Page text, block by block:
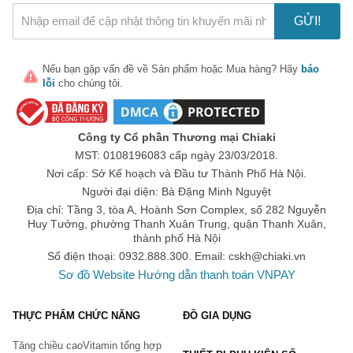
Noir In The Velvet Tint | Son Kem Merzy Noir In The Mellow
Tint, M2 | Son Kem Lì Merzy The First Velvet Tint Season 3,
V16
5. Son tint Black Rouge
Đặc tính:Chất son mềm mượt, không vón cục, không làm lộ
vân môi, lâu trôi.
Sản phẩm nổi bật:Son Kem Lì Black Rouge Air Fit Velvet
A12 Nâu Đỏ Gạch | Son Black Rouge Velvet Tint Ver6 A31
Đỏ Nâu Trầm | Son Black Rouge Velvet Tint Ver6 A32 Màu
Nâu Đất | Son Kem Lì Black Rouge Air Fit Velvet Tint Ver1
Cách chọn son kem tint phù hợp nhất
Dựa trên độ tuổi:
Tùy vào từng độ tuổi mà bạn lựa chọn
tone màu son phù hợp với mình. Với những cô nàng đang ở
độ tuổi 20, bạn nên lựa chọn son kem có màu đỏ cam, hồng
đào, đỏ tươi. Với những quý cô từ độ tuổi 30 - 40 nên lựa
chọn son kem tint có màu đỏ gạch, cam gạch để thể hiện sự
Dựa trên màu sắc của răng:Với những cô nàng có hàm
răng sứ trắng sáng, bạn nên lựa chọn son tint có tone màu
đỏ, đỏ cam hoặc những màu tươi sáng để làm nổi bật
GỬI!
Nếu bạn gặp vấn đề về Sản phẩm hoặc Mua hàng? Hãy báo
lỗi cho chúng tôi.
Công ty Cổ phần Thương mại Chiaki
MST: 0108196083 cấp ngày 23/03/2018.
Nơi cấp: Sở Kế hoạch và Đầu tư Thành Phố Hà Nội.
Người đại diện: Bà Đặng Minh Nguyệt
Địa chỉ: Tầng 3, tòa A, Hoành Sơn Complex, số 282 Nguyễn
Huy Tưởng, phường Thanh Xuân Trung, quận Thanh Xuân,
thành phố Hà Nội
Số điện thoại: 0932.888.300. Email: cskh@chiaki.vn
Sơ đồ Website Hướng dẫn thanh toán VNPAY
THỰC PHẨM CHỨC NĂNG
Tăng chiều caoVitamin tổng hợp
ĐỒ GIA DỤNG